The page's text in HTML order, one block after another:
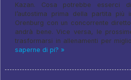
Kazan. Cosa potrebbe esserci
l’autostima prima della partita più
Orenburg con un concorrente
andrà bene. Vice versa, le
trasformarsi in allenamenti per
saperne di pi? »